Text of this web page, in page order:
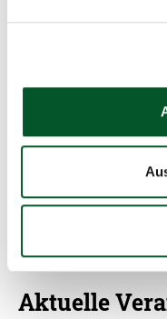
mehr erfahren
Aktuelle